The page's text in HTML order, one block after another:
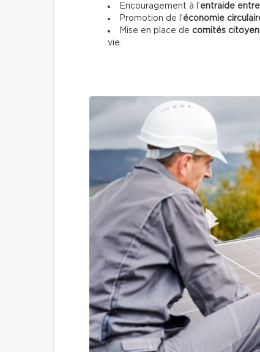
Encouragement à l’entraide
Promotion de l’économie
Mise en place de comités
vie.